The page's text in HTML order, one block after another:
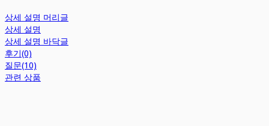
상세 설명 머리글
상세 설명
상세 설명 바닥글
후기(0)
질문(10)
관련 상품